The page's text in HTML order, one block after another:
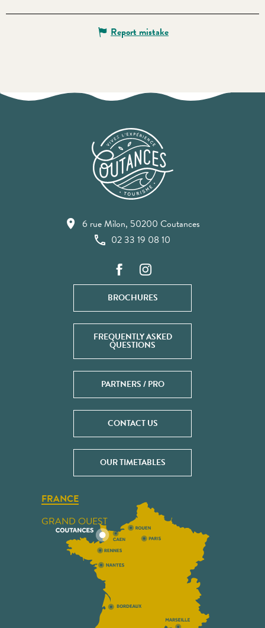
Report mistake
6 rue Milon, 50200 Coutances
02 33 19 08 10
BROCHURES
FREQUENTLY ASKED
QUESTIONS
PARTNERS / PRO
CONTACT US
OUR TIMETABLES
FRANCE
GRAND OUEST